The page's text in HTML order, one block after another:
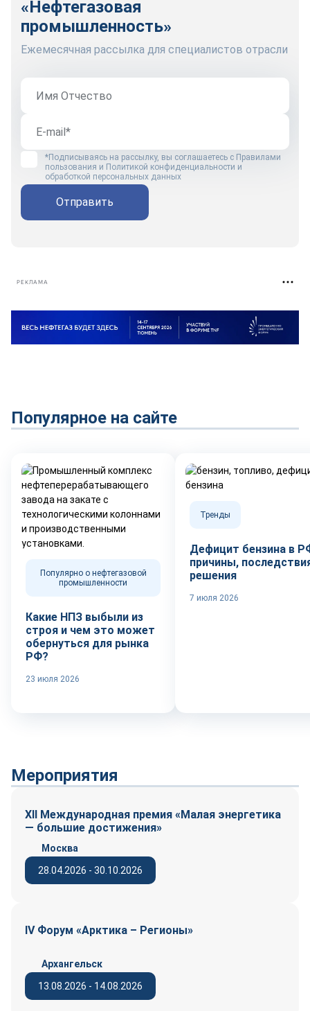
«Нефтегазовая
промышленность»
Ежемесячная рассылка для специалистов отрасли
*Подписываясь на рассылку, вы соглашаетесь с Правилами
пользования и Политикой конфиденциальности и
обработкой персональных данных
Отправить
РЕКЛАМА
Популярное на сайте
Популярно о нефтегазовой
промышленности
Какие НПЗ выбыли из
строя и чем это может
обернуться для рынка
РФ?
23 июля 2026
Тренды
Дефицит бензина в
причины,
решения
7 июля 2026
Мероприятия
XII Международная премия «Малая энергетика
— большие достижения»
28.04.2026 - 30.10.2026
Москва
IV Форум «Арктика – Регионы»
13.08.2026 - 14.08.2026
Архангельск